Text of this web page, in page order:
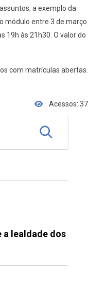
a exemplo da
módulo entre 3 de março
19h às 21h30. O valor do
com matrículas abertas.
Acessos: 37
a lealdade dos